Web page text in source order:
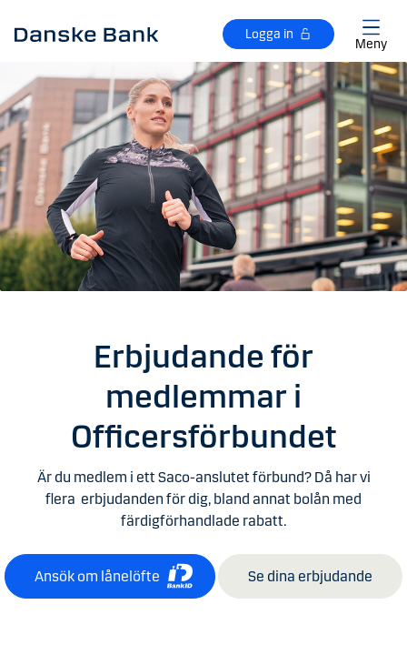
Logga in
Meny
Erbjudande för
medlemmar i
Officersförbundet
Är du medlem i ett Saco-anslutet förbund? Då har vi
flera erbjudanden för dig, bland annat bolån med
färdigförhandlade rabatt.
Ansök om lånelöfte Se dina erbjudande